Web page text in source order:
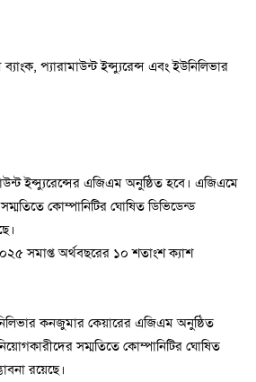
প্যারামাউন্ট ইন্স্যুরেন্স এবং ইউনিলিভার
ইন্স্যুরেন্সের এজিএম অনুষ্ঠিত হবে। এজিএমে
কোম্পানিটির ঘোষিত ডিভিডেন্ড
সমাপ্ত অর্থবছরের ১০ শতাংশ ক্যাশ
কনজুমার কেয়ারের এজিএম অনুষ্ঠিত
সম্মতিতে কোম্পানিটির ঘোষিত
রয়েছে।